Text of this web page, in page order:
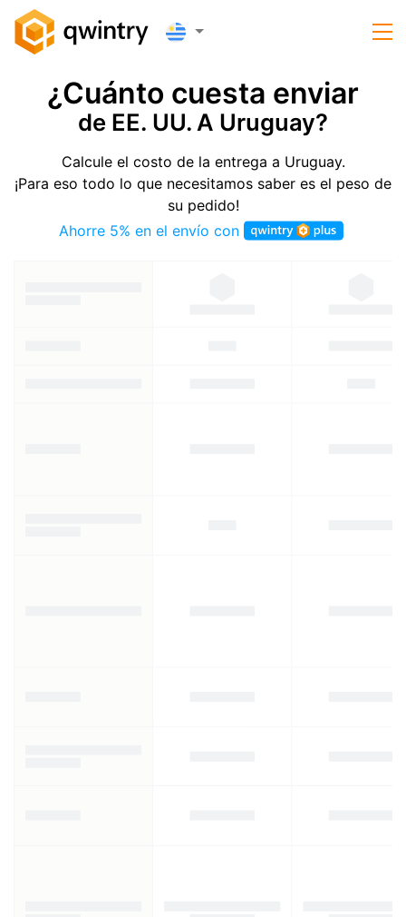
¿Cuánto cuesta enviar
de EE. UU. A Uruguay?
Calcule el costo de la entrega a Uruguay.
¡Para eso todo lo que necesitamos saber es el peso de
su pedido!
Ahorre 5% en el envío con